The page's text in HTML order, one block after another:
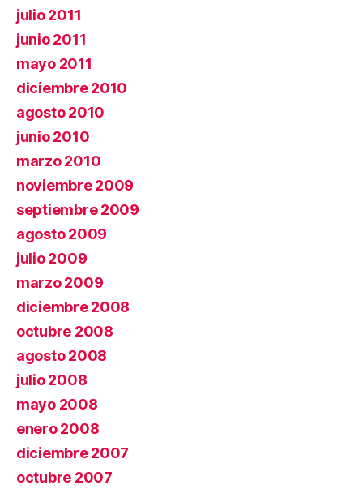
julio 2011
junio 2011
mayo 2011
diciembre 2010
agosto 2010
junio 2010
marzo 2010
noviembre 2009
septiembre 2009
agosto 2009
julio 2009
marzo 2009
diciembre 2008
octubre 2008
agosto 2008
julio 2008
mayo 2008
enero 2008
diciembre 2007
octubre 2007